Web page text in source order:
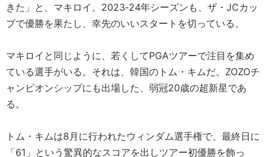
きた」と、マキロイ。2023‐24年シーズンも、ザ・JCカッ
プで優勝を果たし、幸先のいいスタートを切っている。
マキロイと同じように、若くしてPGAツアーで注目を集め
ている選手がいる。それは、韓国のトム・キムだ。ZOZOチ
ャンピオンシップにも出場した、弱冠20歳の超新星であ
る。
トム・キムは8月に行われたウィンダム選手権で、最終日に
「61」という驚異的なスコアを出しツアー初優勝を飾っ